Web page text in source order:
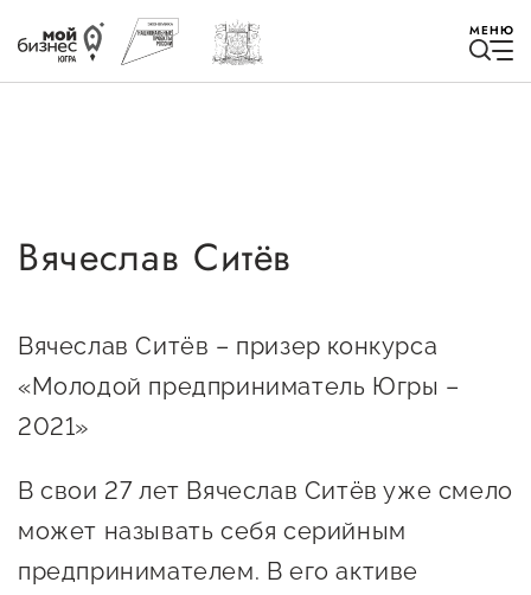
МЕНЮ
Избранное
Быть в курсе
Истории успеха
Мероприятия
Новости
Онлайн-витрина продукции
Социальные сети "Мой
Вячеслав Ситёв
Вячеслав Ситёв – призер конкурса
«Молодой предприниматель Югры –
2021»
В свои 27 лет Вячеслав Ситёв уже смело
может называть себя серийным
предпринимателем. В его активе